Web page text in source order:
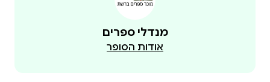
מנדלי ספרים
אודות הסופר